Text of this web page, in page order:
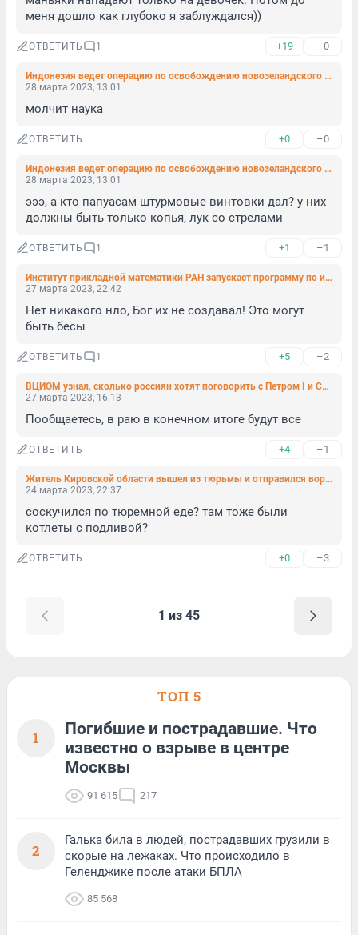
меня дошло как глубоко я заблуждался))
ОТВЕТИТЬ 1 +19 –0
Индонезия ведет операцию по освобождению новозеландского пилота, пленённого папуасами
28 марта 2023, 13:01
молчит наука
ОТВЕТИТЬ +0 –0
Индонезия ведет операцию по освобождению новозеландского пилота, пленённого папуасами
28 марта 2023, 13:01
эээ, а кто папуасам штурмовые винтовки дал? у них
должны быть только копья, лук со стрелами
ОТВЕТИТЬ 1 +1 –1
Институт прикладной математики РАН запускает программу по изучению НЛО
27 марта 2023, 22:42
Нет никакого нло, Бог их не создавал! Это могут
быть бесы
ОТВЕТИТЬ 1 +5 –2
ВЦИОМ узнал, сколько россиян хотят поговорить с Петром I и Сталиным
27 марта 2023, 16:13
Пообщаетесь, в раю в конечном итоге будут все
ОТВЕТИТЬ +4 –1
Житель Кировской области вышел из тюрьмы и отправился воровать котлеты с подливкой
24 марта 2023, 22:37
соскучился по тюремной еде? там тоже были
котлеты с подливой?
ОТВЕТИТЬ +0 –3
1 из 45
ТОП 5
1
Погибшие и пострадавшие. Что
известно о взрыве в центре
Москвы
91 615 217
2
Галька била в людей, пострадавших грузили в
скорые на лежаках. Что происходило в
Геленджике после атаки БПЛА
85 568